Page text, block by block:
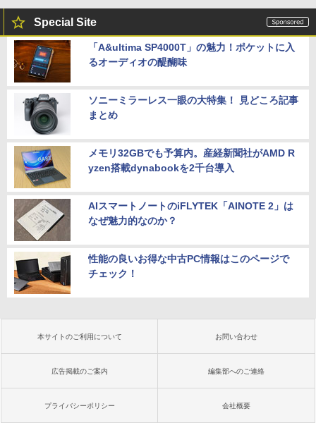
Special Site
「A&ultima SP4000T」の魅力！ポケットに入
るオーディオの醍醐味
ソニーミラーレス一眼の大特集！ 見どころ記事
まとめ
メモリ32GBでも予算内。産経新聞社がAMD R
yzen搭載dynabookを2千台導入
AIスマートノートのiFLYTEK「AINOTE 2」は
なぜ魅力的なのか？
性能の良いお得な中古PC情報はこのページで
チェック！
本サイトのご利用について お問い合わせ
広告掲載のご案内 編集部へのご連絡
プライバシーポリシー 会社概要